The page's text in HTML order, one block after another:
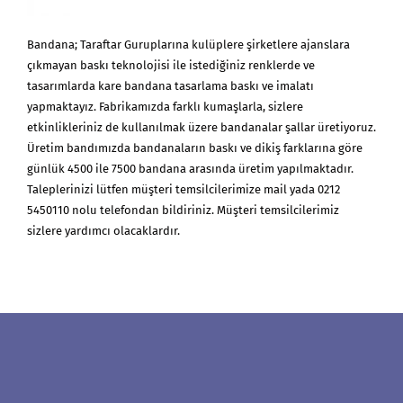
Bandana; Taraftar Guruplarına kulüplere şirketlere ajanslara
çıkmayan baskı teknolojisi ile istediğiniz renklerde ve
tasarımlarda kare bandana tasarlama baskı ve imalatı
yapmaktayız. Fabrikamızda farklı kumaşlarla, sizlere
etkinlikleriniz de kullanılmak üzere bandanalar şallar üretiyoruz.
Üretim bandımızda bandanaların baskı ve dikiş farklarına göre
günlük 4500 ile 7500 bandana arasında üretim yapılmaktadır.
Taleplerinizi lütfen müşteri temsilcilerimize mail yada 0212
5450110 nolu telefondan bildiriniz. Müşteri temsilcilerimiz
sizlere yardımcı olacaklardır.